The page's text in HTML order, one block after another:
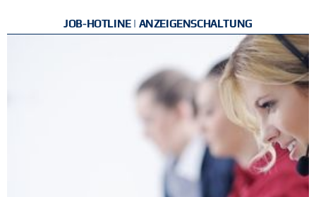
JOB-HOTLINE | ANZEIGENSCHALTUNG